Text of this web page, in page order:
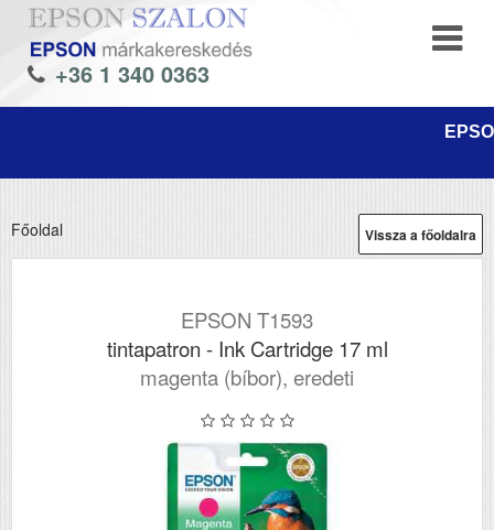
+36 1 340 0363
Vissza a főoldalra
Főoldal
EPSON T1593
tintapatron - Ink Cartridge 17 ml
magenta (bíbor), eredeti